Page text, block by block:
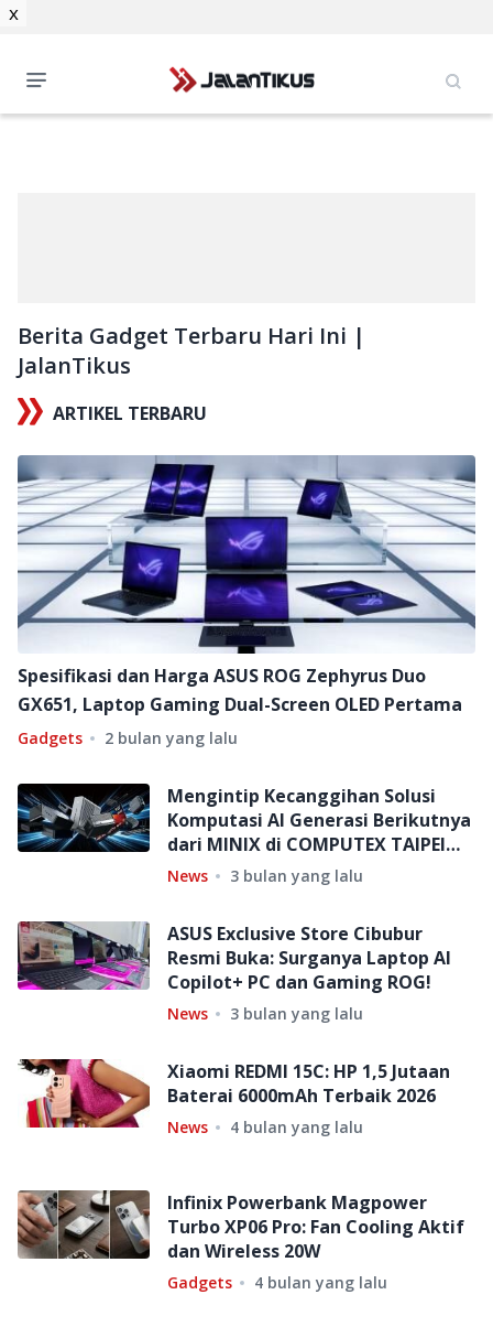
Berita Gadget Terbaru Hari Ini |
JalanTikus
ARTIKEL TERBARU
Spesifikasi dan Harga ASUS ROG Zephyrus Duo
GX651, Laptop Gaming Dual-Screen OLED Pertama
Gadgets 2 bulan yang lalu
Mengintip Kecanggihan Solusi
Komputasi AI Generasi Berikutnya
dari MINIX di COMPUTEX TAIPEI
2026
News 3 bulan yang lalu
ASUS Exclusive Store Cibubur
Resmi Buka: Surganya Laptop AI
Copilot+ PC dan Gaming ROG!
News 3 bulan yang lalu
Xiaomi REDMI 15C: HP 1,5 Jutaan
Baterai 6000mAh Terbaik 2026
News 4 bulan yang lalu
Infinix Powerbank Magpower
Turbo XP06 Pro: Fan Cooling Aktif
dan Wireless 20W
Gadgets 4 bulan yang lalu
x